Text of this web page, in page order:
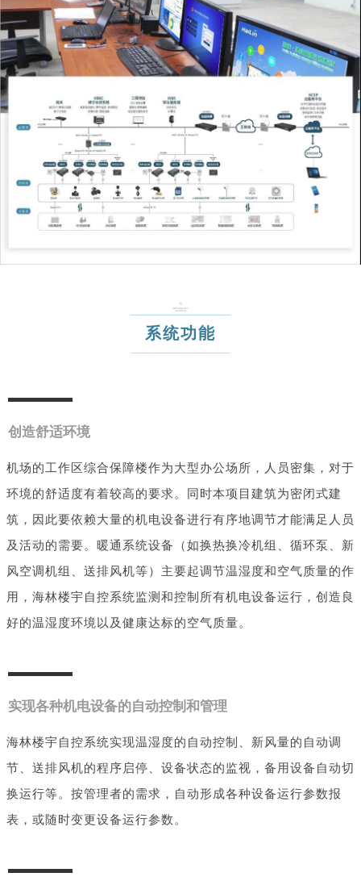
系统功能
创造舒适环境
机场的工作区综合保障楼作为大型办公场所，人员密集，对于
环境的舒适度有着较高的要求。同时本项目建筑为密闭式建
筑，因此要依赖大量的机电设备进行有序地调节才能满足人员
及活动的需要。暖通系统设备（如换热换冷机组、循环泵、新
风空调机组、送排风机等）主要起调节温湿度和空气质量的作
用，海林楼宇自控系统监测和控制所有机电设备运行，创造良
好的温湿度环境以及健康达标的空气质量。
实现各种机电设备的自动控制和管理
海林楼宇自控系统实现温湿度的自动控制、新风量的自动调
节、送排风机的程序启停、设备状态的监视，备用设备自动切
换运行等。 按管理者的需求，自动形成各种设备运行参数报
表，或随时变更设备运行参数。